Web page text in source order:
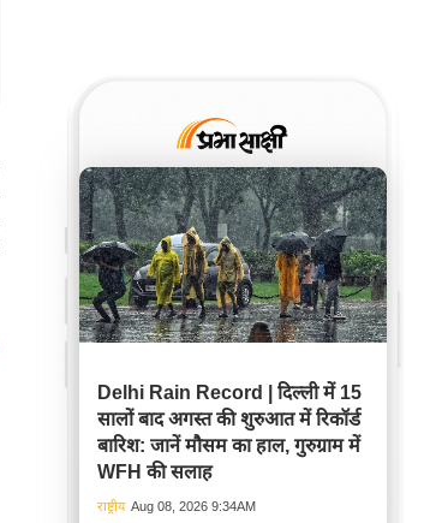
Delhi Rain Record | दिल्ली में 15
सालों बाद अगस्त की शुरुआत में रिकॉर्ड
बारिश: जानें मौसम का हाल, गुरुग्राम में
WFH की सलाह
राष्ट्रीय Aug 08, 2026 9:34AM